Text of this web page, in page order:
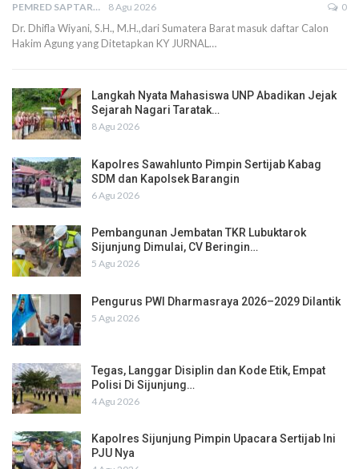
PEMRED SAPTARIUS 8 Agu 2026 0
Dr. Dhifla Wiyani, S.H., M.H.,dari Sumatera Barat masuk daftar Calon
Hakim Agung yang Ditetapkan KY JURNAL…
Langkah Nyata Mahasiswa UNP Abadikan Jejak
Sejarah Nagari Taratak…
8 Agu 2026
Kapolres Sawahlunto Pimpin Sertijab Kabag
SDM dan Kapolsek Barangin
6 Agu 2026
Pembangunan Jembatan TKR Lubuktarok
Sijunjung Dimulai, CV Beringin…
5 Agu 2026
Pengurus PWI Dharmasraya 2026–2029 Dilantik
5 Agu 2026
Tegas, Langgar Disiplin dan Kode Etik, Empat
Polisi Di Sijunjung…
4 Agu 2026
Kapolres Sijunjung Pimpin Upacara Sertijab Ini
PJU Nya